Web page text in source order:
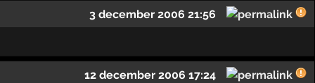
3 december 2006 21:56
12 december 2006 17:24